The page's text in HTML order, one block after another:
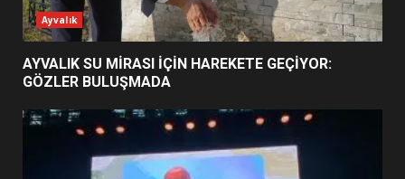
2
ESA 2026’DA TÜRK BAHARATI
NEYİ TEMSİL ETTİ?
EİB’DE KRİTİK ATAMA:
SÜRDÜRÜLEBİLİRLİKTE NE
DEĞİŞECEK?
Ayvalık
AYVALIK SU MİRASI İÇİN HAREKETE GEÇİYOR:
GÖZLER BULUŞMADA